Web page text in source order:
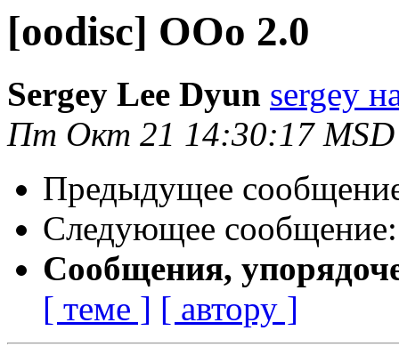
[oodisc] OOo 2.0
Sergey Lee Dyun sergey
Пт Окт 21 14:30:17 MSD
Предыдущее
Следующее
Сообщения,
[ теме ] [ автору ]